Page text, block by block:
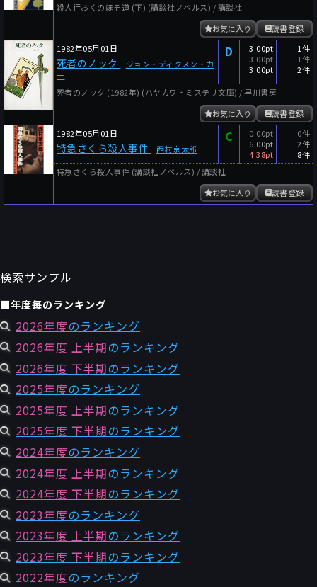
殺人行おくのほそ道 (下) (講談社ノベルス) / 講談社
読書登録
お気に入り
1982年05月01日
死者のノック
ジョン・ディクスン・カ
ー
D
3.00pt
3.00pt
3.00pt
1件
1件
2件
死者のノック (1982年) (ハヤカワ・ミステリ文庫) / 早川書房
読書登録
お気に入り
1982年05月01日
特急さくら殺人事件 西村京太郎
C
0.00pt
6.00pt
4.38pt
0件
2件
8件
特急さくら殺人事件 (講談社ノベルス) / 講談社
読書登録
お気に入り
検索サンプル
■年度毎のランキング
2026年度のランキング
2026年度 上半期のランキング
2026年度 下半期のランキング
2025年度のランキング
2025年度 上半期のランキング
2025年度 下半期のランキング
2024年度のランキング
2024年度 上半期のランキング
2024年度 下半期のランキング
2023年度のランキング
2023年度 上半期のランキング
2023年度 下半期のランキング
2022年度のランキング